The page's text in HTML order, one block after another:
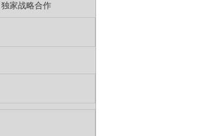
独家战略合作